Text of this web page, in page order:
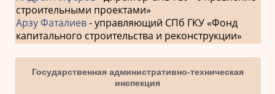
строительными проектами»
Арзу Фаталиев- управляющий СПб ГКУ «Фонд
капитального строительства и реконструкции»
Государственная административно-техническая
инспекция